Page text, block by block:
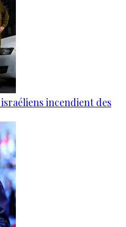
incendient des